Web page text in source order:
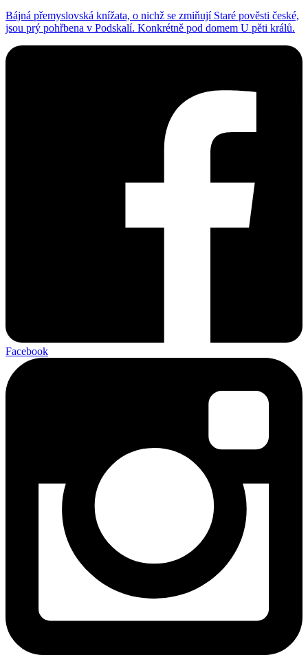
Bájná přemyslovská knížata, o nichž se zmiňují Staré pověsti české,
jsou prý pohřbena v Podskalí. Konkrétně pod domem U pěti králů.
Facebook